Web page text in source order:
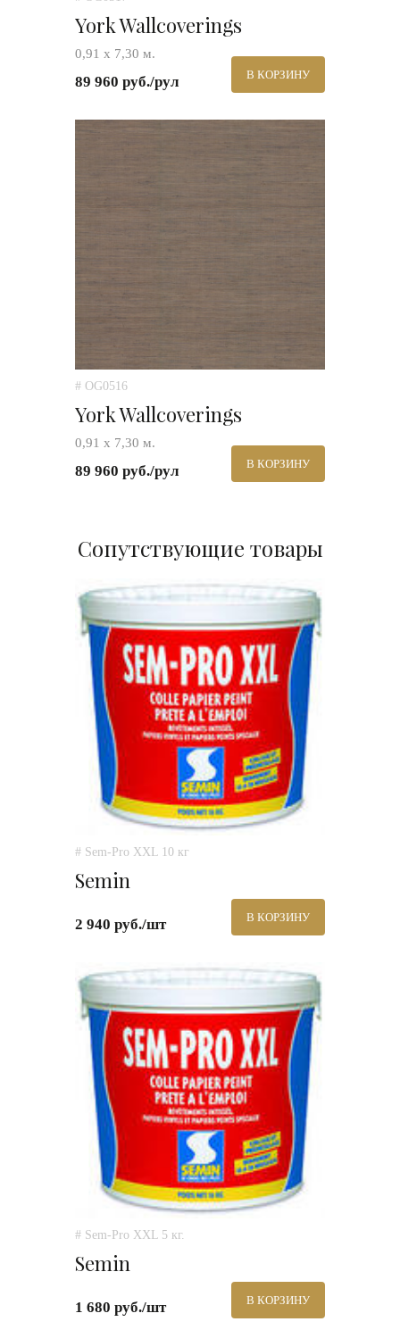
York Wallcoverings
0,91 х 7,30 м.
89 960 руб./рул В КОРЗИНУ
# OG0516
York Wallcoverings
0,91 х 7,30 м.
89 960 руб./рул В КОРЗИНУ
Сопутствующие товары
# Sem-Pro XXL 10 кг
Semin
2 940 руб./шт В КОРЗИНУ
# Sem-Pro XXL 5 кг.
Semin
1 680 руб./шт В КОРЗИНУ